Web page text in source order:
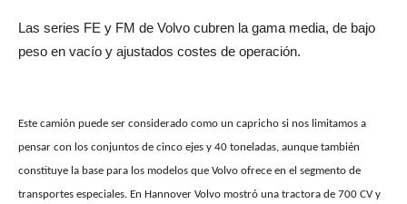
Las series FE y FM de Volvo cubren la gama media, de bajo
peso en vacío y ajustados costes de operación.
Este camión puede ser considerado como un capricho si nos limitamos a
pensar con los conjuntos de cinco ejes y 40 toneladas, aunque también
constituye la base para los modelos que Volvo ofrece en el segmento de
transportes especiales. En Hannover Volvo mostró una tractora de 700 CV y